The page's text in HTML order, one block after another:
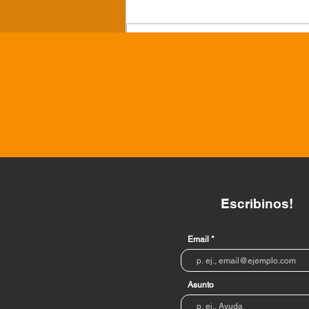
Escribinos!
Email
Asunto